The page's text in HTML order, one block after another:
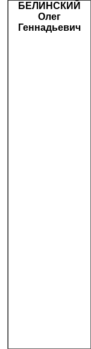
БЕЛИНСКИЙ
Олег
Геннадьевич